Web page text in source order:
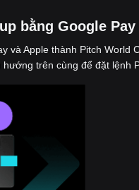
bằng Google
và Apple thành Pitch
hướng trên cùng để đặt lệnh